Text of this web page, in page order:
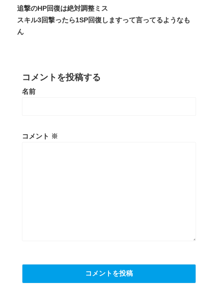
追撃のHP回復は絶対調整ミス
スキル3回撃ったら1SP回復しますって言ってるようなも
ん
コメントを投稿する
名前
コメント ※